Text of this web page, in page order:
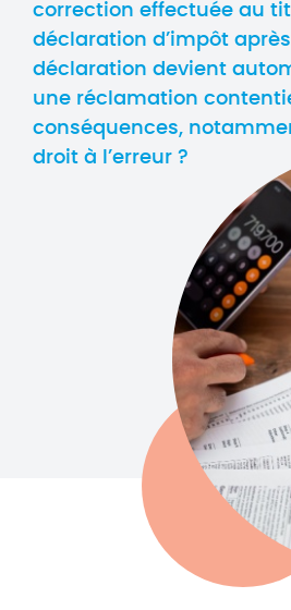
correction effectuée au
déclaration d’impôt
déclaration devient
une réclamation
conséquences,
droit à l’erreur ?